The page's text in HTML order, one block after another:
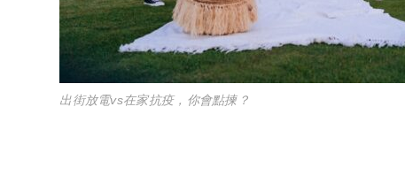
出街放電vs在家抗疫，你會點揀？